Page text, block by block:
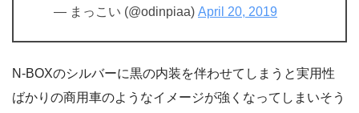
— まっこい (@odinpiaa) April 20, 2019
N-BOXのシルバーに黒の内装を伴わせてしまうと実用性
ばかりの商用車のようなイメージが強くなってしまいそう